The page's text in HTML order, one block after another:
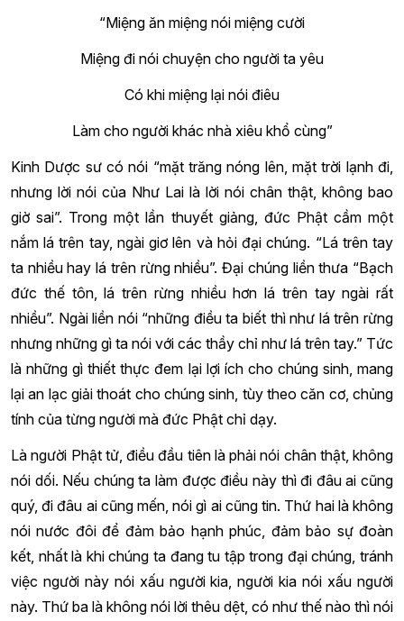
“Miệng ăn miệng nói miệng cười
Miệng đi nói chuyện cho người ta yêu
Có khi miệng lại nói điêu
Làm cho người khác nhà xiêu khổ cùng”
Kinh Dược sư có nói “mặt trăng nóng lên, mặt trời lạnh đi,
nhưng lời nói của Như Lai là lời nói chân thật, không bao
giờ sai”. Trong một lần thuyết giảng, đức Phật cầm một
nắm lá trên tay, ngài giơ lên và hỏi đại chúng. “Lá trên tay
ta nhiều hay lá trên rừng nhiều”. Đại chúng liền thưa “Bạch
đức thế tôn, lá trên rừng nhiều hơn lá trên tay ngài rất
nhiều”. Ngài liền nói “những điều ta biết thì như lá trên rừng
nhưng những gì ta nói với các thầy chỉ như lá trên tay.” Tức
là những gì thiết thực đem lại lợi ích cho chúng sinh, mang
lại an lạc giải thoát cho chúng sinh, tùy theo căn cơ, chủng
tính của từng người mà đức Phật chỉ dạy.
Là người Phật tử, điều đầu tiên là phải nói chân thật, không
nói dối. Nếu chúng ta làm được điều này thì đi đâu ai cũng
quý, đi đâu ai cũng mến, nói gì ai cũng tin. Thứ hai là không
nói nước đôi để đảm bảo hạnh phúc, đảm bảo sự đoàn
kết, nhất là khi chúng ta đang tu tập trong đại chúng, tránh
việc người này nói xấu người kia, người kia nói xấu người
này. Thứ ba là không nói lời thêu dệt, có như thế nào thì nói